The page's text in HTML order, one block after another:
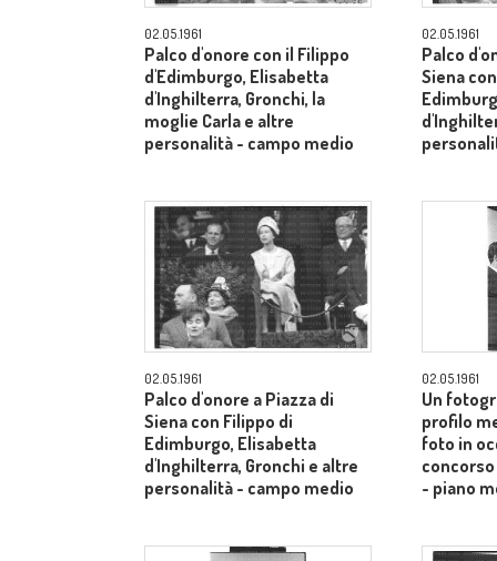
02.05.1961
Palco d'onore con il Filippo
d'Edimburgo, Elisabetta
d'Inghilterra, Gronchi, la
moglie Carla e altre
personalità - campo medio
02.05.1961
Palco
Siena
02.05.1961
Palco d'onore a Piazza di
Siena con Filippo di
Edimburgo, Elisabetta
d'Inghilterra, Gronchi e altre
personalità - campo medio
02.05.1961
Un
profilo
foto in
- piano